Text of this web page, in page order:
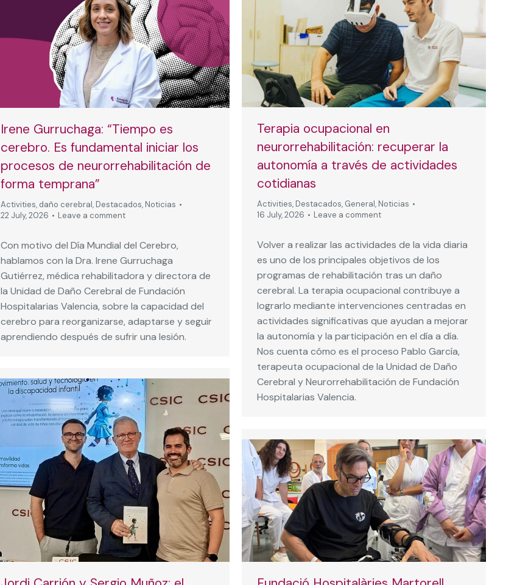
Irene Gurruchaga: “Tiempo es
cerebro. Es fundamental iniciar los
procesos de neurorrehabilitación de
forma temprana”
Activities, daño cerebral, Destacados, Noticias
22 July, 2026
Leave a comment
Con motivo del Día Mundial del Cerebro,
hablamos con la Dra. Irene Gurruchaga
Gutiérrez, médica rehabilitadora y directora de
la Unidad de Daño Cerebral de Fundación
Hospitalarias Valencia, sobre la capacidad del
cerebro para reorganizarse, adaptarse y seguir
aprendiendo después de sufrir una lesión.
Terapia ocupacional en
neurorrehabilitación: recuperar la
autonomía a través de actividades
cotidianas
Activities, Destacados, General, Noticias
16 July, 2026
Leave a comment
Volver a realizar las actividades de la vida diaria
es uno de los principales objetivos de los
programas de rehabilitación tras un daño
cerebral. La terapia ocupacional contribuye a
lograrlo mediante intervenciones centradas en
actividades significativas que ayudan a mejorar
la autonomía y la participación en el día a día.
Nos cuenta cómo es el proceso Pablo García,
terapeuta ocupacional de la Unidad de Daño
Cerebral y Neurorrehabilitación de Fundación
Hospitalarias Valencia.